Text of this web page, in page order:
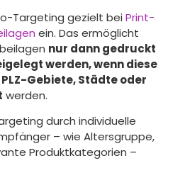
Targeting gezielt bei Print-
ein. Das ermöglicht
nur dann gedruckt
werden, wenn diese
Gebiete, Städte oder
werden.
durch individuelle
– wie Altersgruppe,
Produktkategorien –